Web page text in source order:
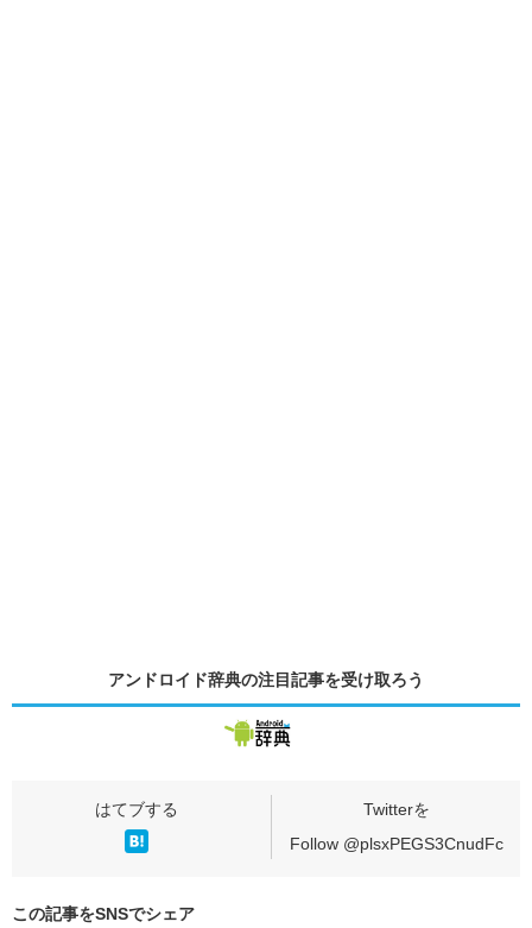
アンドロイド辞典の注目記事を受け取ろう
Follow @plsxPEGS3CnudFc
この記事をSNSでシェア